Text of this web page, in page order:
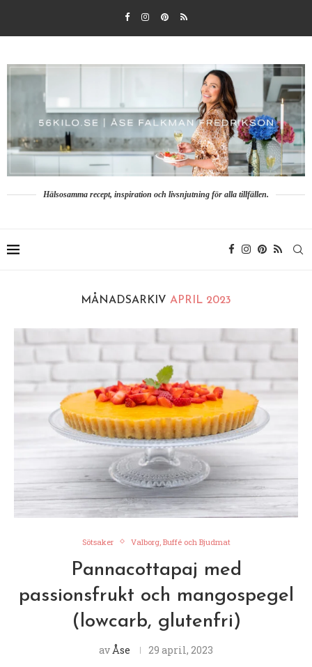
Hälsosamma recept, inspiration och livsnjutning för alla tillfällen.
MÅNADSARKIV APRIL 2023
Sötsaker Valborg, Buffé och Bjudmat
Pannacottapaj med
passionsfrukt och mangospegel
(lowcarb, glutenfri)
av Åse 29 april, 2023